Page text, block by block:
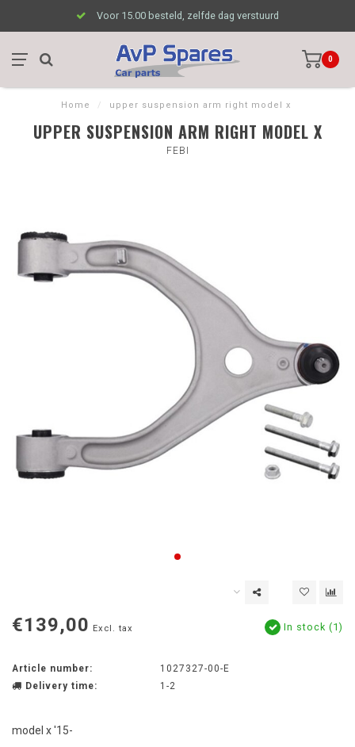
Voor 15.00 besteld, zelfde dag verstuurd
0
Home / upper suspension arm right model x
UPPER SUSPENSION ARM RIGHT MODEL X
FEBI
€139,00 Excl. tax In stock (1)
Article number:
1027327-00-E
Delivery time:
1-2
model x '15-